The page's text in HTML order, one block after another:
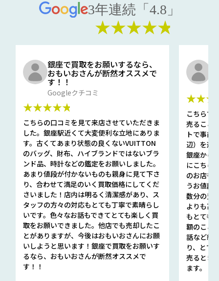
3年連続「4.8」
★★★★★
銀座で買取をお願いするなら、
おもいおさんが断然オススメで
す！！
Googleクチコミ
★★★★★
こちらの口コミを見て来店させていただきま
した。銀座駅近くて大変便利な立地にありま
す。古くてあまり状態の良くないVUITTON
のバッグ、財布、ハイブランドではないブラ
ンド品、時計などの鑑定をお願いしました。
あまり値段が付かないものも親身に見て下さ
り、合わせて満足のいく買取価格にしてくだ
さいました！店内は明るく清潔感があり、ス
タッフの方々の対応もとても丁寧で素晴らし
いです。色々なお話もできてとても楽しく買
取をお願いできました。他店でも売却したこ
とがありますが、今後はおもいおさんにお願
いしようと思います！銀座で買取をお願いす
るなら、おもいおさんが断然オススメで
す！！
こちらで
売ること
トで事前
辺）を選
銀座から
にこちら
のお店も
うお値段
数分の査
よりも高
もとても
額のこと
話など細
り、とて
売るとき
ます。